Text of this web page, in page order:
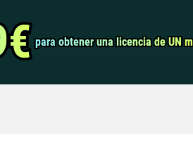
para obtener una licencia de UN
para obtener una licencia de UN